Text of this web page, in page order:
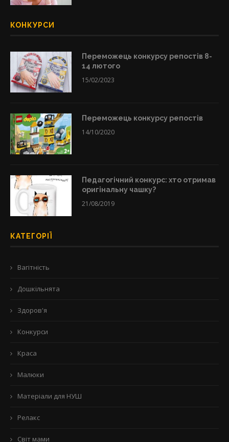
КОНКУРСИ
Переможець конкурсу репостів 8-
14 лютого
15/02/2023
Переможець конкурсу репостів
14/10/2020
Педагогічний конкурс: хто отримав
оригінальну чашку?
21/08/2019
КАТЕГОРІЇ
Вагітність
Дошкільнята
Здоров'я
Конкурси
Краса
Малюки
Матеріали для НУШ
Релакс
Світ мами